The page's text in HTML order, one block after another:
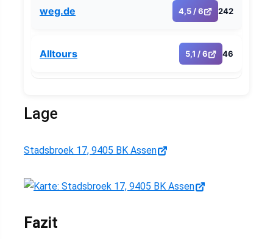
weg.de 4,5 / 6 242
Alltours 5,1 / 6 46
Lage
Stadsbroek 17, 9405 BK Assen
Fazit